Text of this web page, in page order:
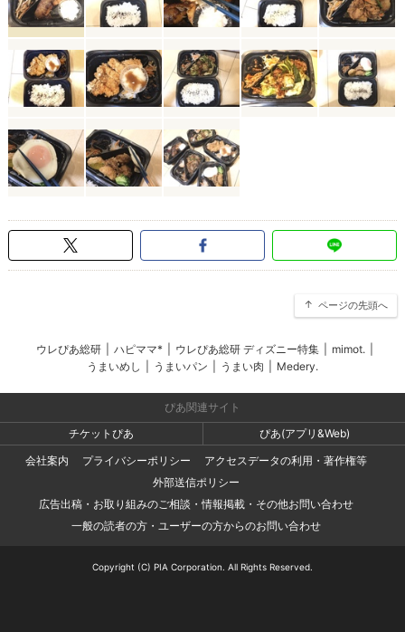
ページの先頭へ
ウレぴあ総研 ハピママ* ウレぴあ総研 ディズニー特集 mimot.
うまいめし
うまいパン うまい肉 Medery.
ぴあ関連サイト
チケットぴあ
ぴあ(アプリ&Web)
会社案内
プライバシーポリシー
アクセスデータの利用・著作権等
外部送信ポリシー
広告出稿・お取り組みのご相談・情報掲載・その他お問い合わせ
一般の読者の方・ユーザーの方からのお問い合わせ
Copyright (C) PIA Corporation. All Rights Reserved.